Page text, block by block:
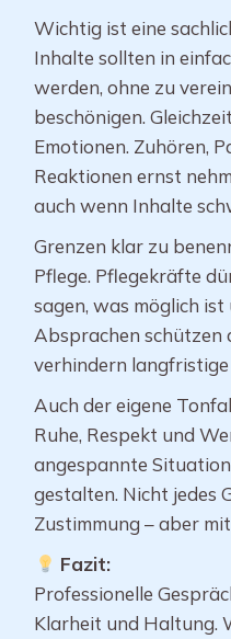
Wichtig ist eine
Inhalte sollten in
werden, ohne zu
beschönigen.
Emotionen. Zuhören,
Reaktionen ernst
auch wenn Inhalte
Grenzen klar zu
Pflege. Pflegekräfte
sagen, was möglich
Absprachen schützen
verhindern
Auch der eigene
Ruhe, Respekt und
angespannte
gestalten. Nicht jedes
Zustimmung – aber
Fazit:
Professionelle
Klarheit und Haltung.